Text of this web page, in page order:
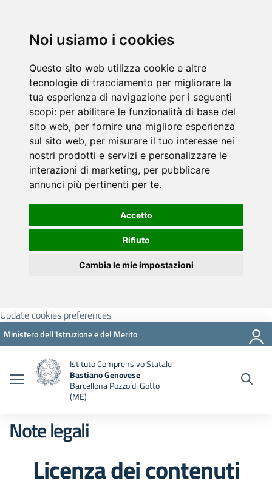
Noi usiamo i cookies
Questo sito web utilizza cookie e altre
tecnologie di tracciamento per migliorare la
tua esperienza di navigazione per i seguenti
scopi: per abilitare le funzionalità di base del
sito web, per fornire una migliore esperienza
sul sito web, per misurare il tuo interesse nei
nostri prodotti e servizi e personalizzare le
interazioni di marketing, per pubblicare
annunci più pertinenti per te.
Accetto
Rifiuto
Cambia le mie impostazioni
Update cookies preferences
Ministero dell'Istruzione e del Merito
Istituto Comprensivo Statale
Bastiano Genovese
Barcellona Pozzo di Gotto
(ME)
Note legali
Licenza dei contenuti